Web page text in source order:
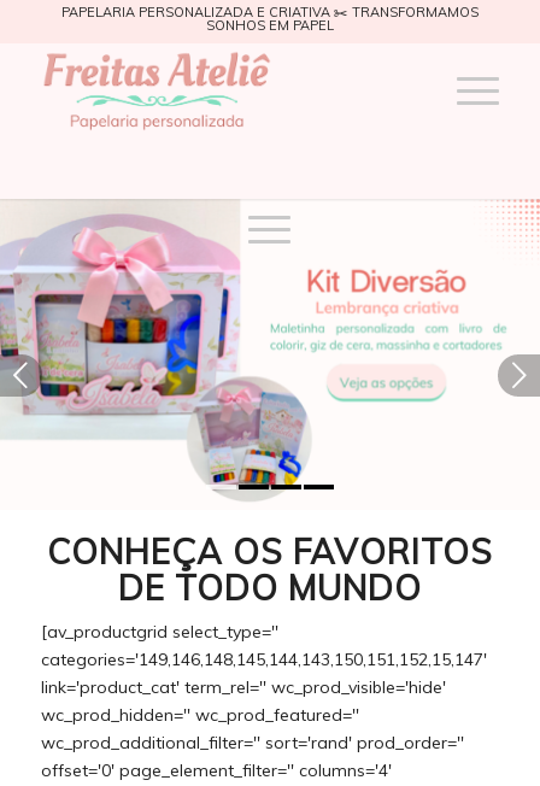
PAPELARIA PERSONALIZADA E CRIATIVA ✂️ TRANSFORMAMOS
SONHOS EM PAPEL
Próximo
CONHEÇA OS FAVORITOS
DE TODO MUNDO
[av_productgrid select_type=''
categories='149,146,148,145,144,143,150,151,152,15,147'
link='product_cat' term_rel='' wc_prod_visible='hide'
wc_prod_hidden='' wc_prod_featured=''
wc_prod_additional_filter='' sort='rand' prod_order=''
offset='0' page_element_filter='' columns='4'